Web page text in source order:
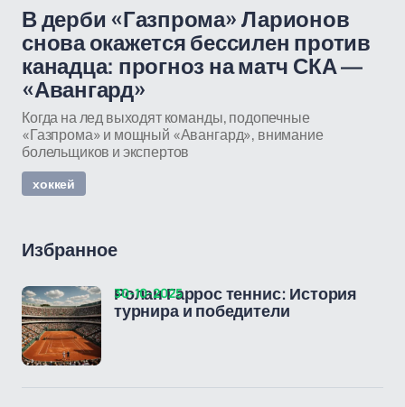
В дерби «Газпрома» Ларионов
снова окажется бессилен против
канадца: прогноз на матч СКА —
«Авангард»
Когда на лед выходят команды, подопечные
«Газпрома» и мощный «Авангард», внимание
болельщиков и экспертов
хоккей
Избранное
Ролан Гаррос теннис: История
турнира и победители
30-10-2025